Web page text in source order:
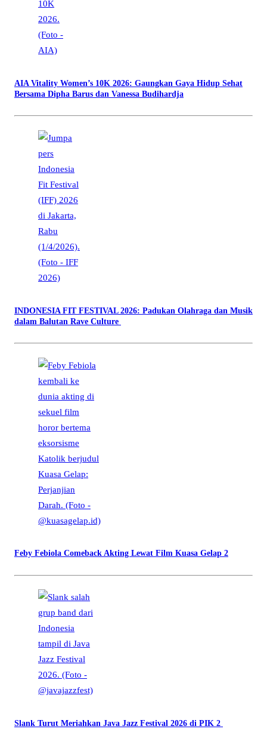
AIA Vitality Women’s 10K 2026: Gaungkan Gaya Hidup Sehat
Bersama Dipha Barus dan Vanessa Budihardja
INDONESIA FIT FESTIVAL 2026: Padukan Olahraga dan Musik
dalam Balutan Rave Culture
Feby Febiola Comeback Akting Lewat Film Kuasa Gelap 2
Slank Turut Meriahkan Java Jazz Festival 2026 di PIK 2